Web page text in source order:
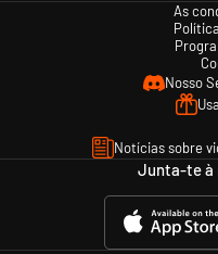
As
Nosso
Notícias sobre
Junta-te à